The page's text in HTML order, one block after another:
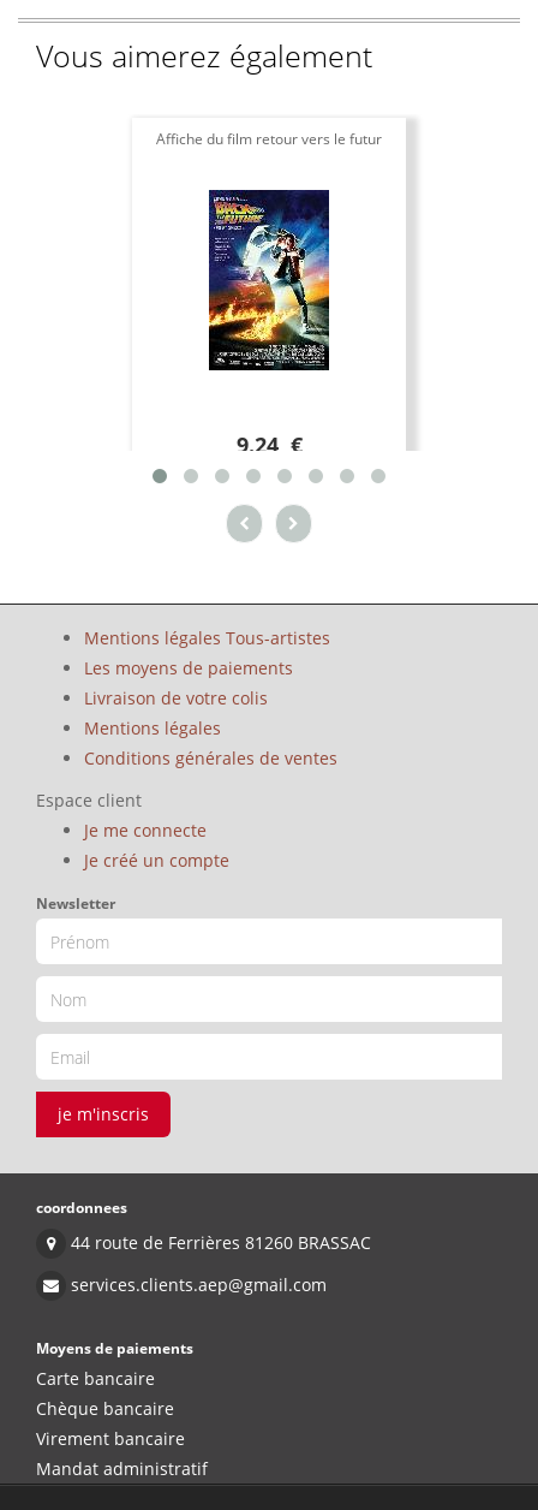
Vous aimerez également
Affiche du film retour vers le futur
9.24 €
Mentions légales Tous-artistes
Les moyens de paiements
Livraison de votre colis
Mentions légales
Conditions générales de ventes
Espace client
Je me connecte
Je créé un compte
Newsletter
je m'inscris
coordonnees
44 route de Ferrières 81260 BRASSAC
services.clients.aep@gmail.com
Moyens de paiements
Carte bancaire
Chèque bancaire
Virement bancaire
Mandat administratif